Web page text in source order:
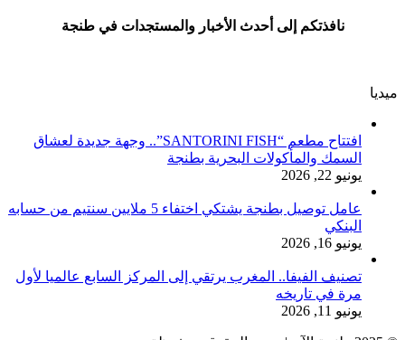
نافذتكم إلى أحدث الأخبار والمستجدات في طنجة
ميديا
افتتاح مطعم “SANTORINI FISH”.. وجهة جديدة لعشاق
السمك والمأكولات البحرية بطنجة
يونيو 22, 2026
عامل توصيل بطنجة يشتكي اختفاء 5 ملايين سنتيم من حسابه
البنكي
يونيو 16, 2026
تصنيف الفيفا.. المغرب يرتقي إلى المركز السابع عالميا لأول
مرة في تاريخه
يونيو 11, 2026